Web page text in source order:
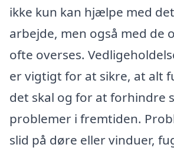
ikke kun kan hjælpe med
arbejde, men også med de
ofte overses.
er vigtigt for at sikre, at alt
det skal og for at forhindre
problemer i fremtiden.
slid på døre eller vinduer,